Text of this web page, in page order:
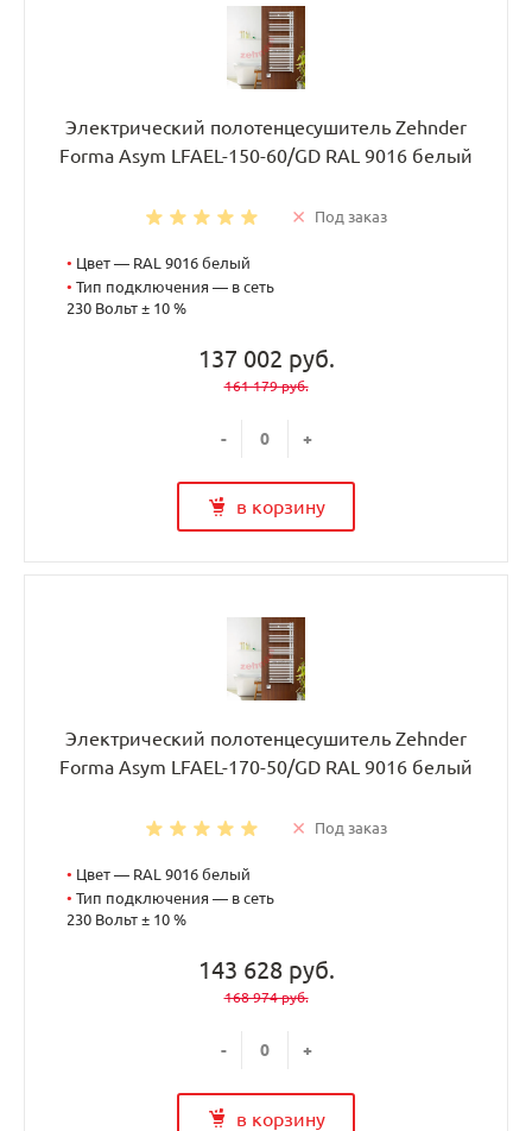
Электрический полотенцесушитель Zehnder
Forma Asym LFAEL-150-60/GD RAL 9016 белый
Под заказ
• Цвет — RAL 9016 белый
• Тип подключения — в сеть
230 Вольт ± 10 %
137 002 руб.
161 179 руб.
- +
в корзину
Электрический полотенцесушитель Zehnder
Forma Asym LFAEL-170-50/GD RAL 9016 белый
Под заказ
• Цвет — RAL 9016 белый
• Тип подключения — в сеть
230 Вольт ± 10 %
143 628 руб.
168 974 руб.
- +
в корзину